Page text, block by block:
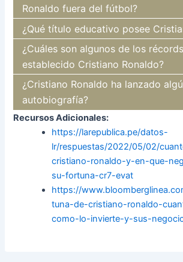
Ronaldo fuera del fútbol?
¿Qué título educativo posee
¿Cuáles son algunos de los
establecido Cristiano Ronaldo?
¿Cristiano Ronaldo ha lanzado
autobiografía?
Recursos Adicionales:
https://larepublica.pe/datos-
lr/respuestas/2022/05/02/
cristiano-ronaldo-y-en-que-
su-fortuna-cr7-evat
https://
tuna-de-cristiano-ronaldo-
como-lo-invierte-y-sus-